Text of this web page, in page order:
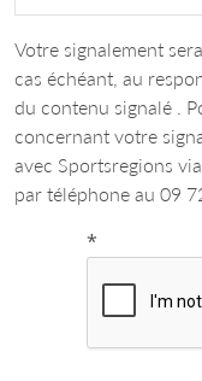
Votre signalement
cas échéant, au
du contenu signalé .
concernant votre
avec Sportsregions via
par téléphone au 09
*